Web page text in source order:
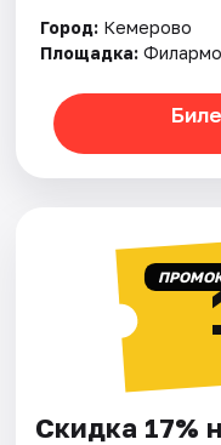
Город: Кемерово
Площадка:
Скидка 17%